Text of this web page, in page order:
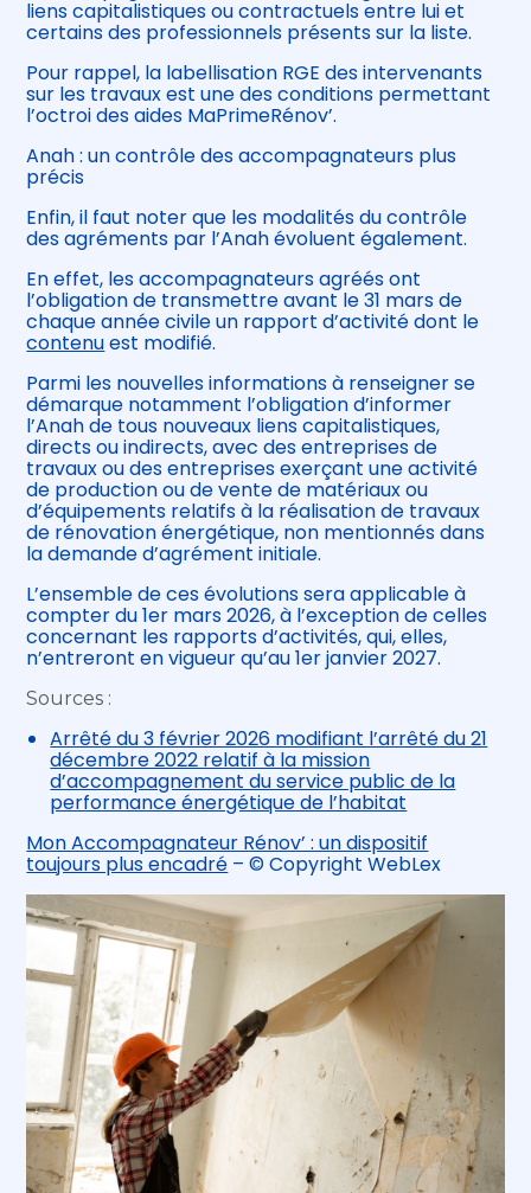
liens capitalistiques ou contractuels entre lui et
certains des professionnels présents sur la liste.
Pour rappel, la labellisation RGE des intervenants
sur les travaux est une des conditions permettant
l’octroi des aides MaPrimeRénov’.
Anah : un contrôle des accompagnateurs plus
précis
Enfin, il faut noter que les modalités du contrôle
des agréments par l’Anah évoluent également.
En effet, les accompagnateurs agréés ont
l’obligation de transmettre avant le 31 mars de
chaque année civile un rapport d’activité dont le
contenuest modifié.
Parmi les nouvelles informations à renseigner se
démarque notamment l’obligation d’informer
l’Anah de tous nouveaux liens capitalistiques,
directs ou indirects, avec des entreprises de
travaux ou des entreprises exerçant une activité
de production ou de vente de matériaux ou
d’équipements relatifs à la réalisation de travaux
de rénovation énergétique, non mentionnés dans
la demande d’agrément initiale.
L’ensemble de ces évolutions sera applicable à
compter du 1er mars 2026, à l’exception de celles
concernant les rapports d’activités, qui, elles,
n’entreront en vigueur qu’au 1er janvier 2027.
Sources :
Arrêté du 3 février 2026 modifiant l’arrêté du 21
décembre 2022 relatif à la mission
d’accompagnement du service public de la
performance énergétique de l’habitat
Mon Accompagnateur Rénov’ : un dispositif
toujours plus encadré – © Copyright WebLex